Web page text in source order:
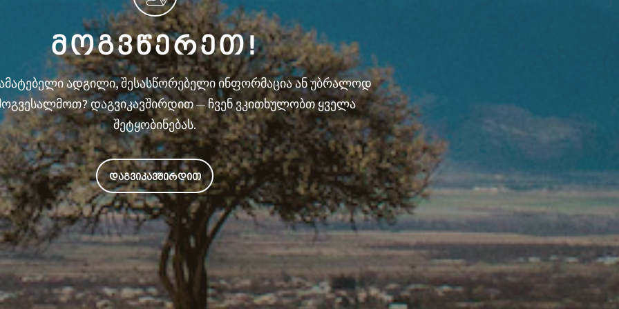
ᲛᲝᲒᲕᲬᲔᲠᲔᲗ!
ადგილი, შესასწორებელი ინფორმაცია ან უბრალოდ
დაგვიკავშირდით — ჩვენ ვკითხულობთ ყველა
შეტყობინებას.
ᲓᲐᲒᲕᲘᲙᲐᲕᲨᲘᲠᲓᲘᲗ